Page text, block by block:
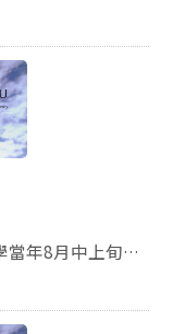
詳情請見教務處